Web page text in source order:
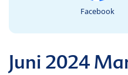
Facebook
Juni 2024